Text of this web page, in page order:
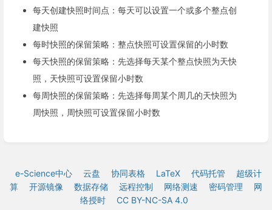
每天创建快照时间点：每天可以设置一个或多个整点创
建快照
每时快照的保留策略：整点快照可设置保留的小时数
每天快照的保留策略：先选择每天某个整点快照为天快
照，天快照可设置保留小时数
每周快照的保留策略：先选择每周某个周几的天快照为
周快照，周快照可设置保留小时数
e-Science中心 云盘 协同表格 LaTeX 代码托管
超级计
算
开源镜像 数据存储 远程控制 网络测速 密码管理
网
络授时
CC BY-NC-SA 4.0